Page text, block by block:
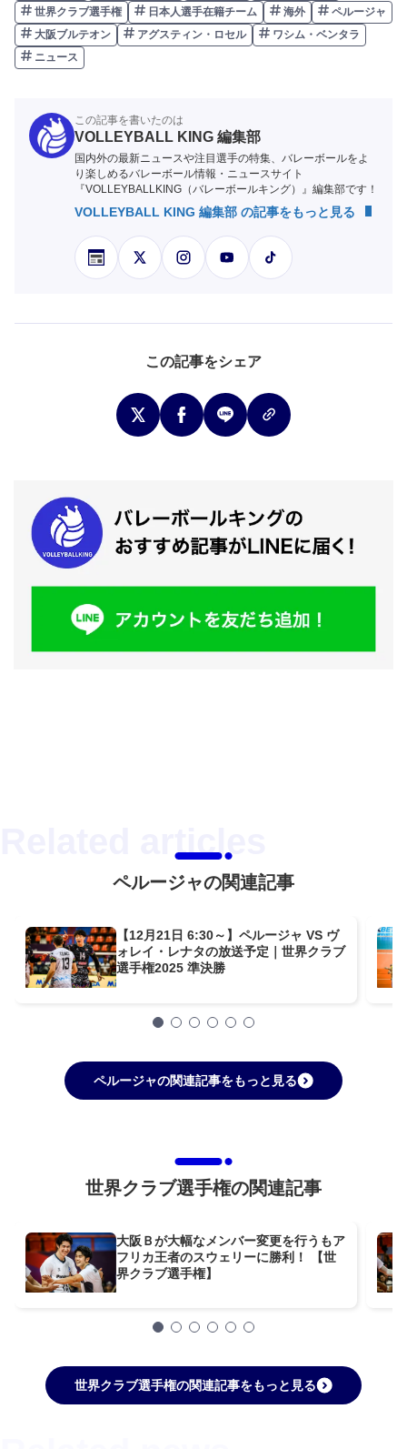
世界クラブ選手権 日本人選手在籍チーム 海外
ペルージャ
大阪ブルテオン
アグスティン・ロセル
ワシム・ベンタラ
ニュース
この記事を書いたのは
VOLLEYBALL KING 編集部
国内外の最新ニュースや注目選手の特集、バレーボールをよ
り楽しめるバレーボール情報・ニュースサイト
『VOLLEYBALLKING（バレーボールキング）』編集部です！
VOLLEYBALL KING 編集部 の記事をもっと見る
この記事をシェア
ペルージャの関連記事
【12月21日 6:30～】ペルージャ VS ヴ
ォレイ・レナタの放送予定｜世界クラブ
選手権2025 準決勝
ペルージャの関連記事をもっと見る
世界クラブ選手権の関連記事
大阪Ｂが大幅なメンバー変更を行うもア
フリカ王者のスウェリーに勝利！ 【世
界クラブ選手権】
世界クラブ選手権の関連記事をもっと見る